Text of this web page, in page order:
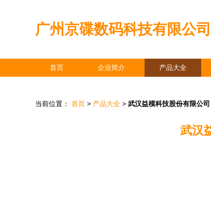
广州京碟数码科技有限公司
首页 企业简介 产品大全
当前位置： 首页 > 产品大全 > 武汉益模科技股份有限公
武汉